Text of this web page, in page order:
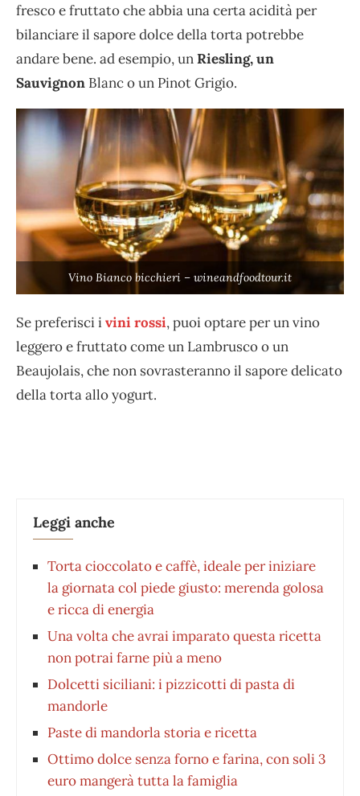
fresco e fruttato che abbia una certa acidità per
bilanciare il sapore dolce della torta potrebbe
andare bene. ad esempio, unRiesling, un
Sauvignon Blanc o un Pinot Grigio.
Vino Bianco bicchieri – wineandfoodtour.it
Se preferisci ivini rossi, puoi optare per un vino
leggero e fruttato come un Lambrusco o un
Beaujolais, che non sovrasteranno il sapore delicato
della torta allo yogurt.
Leggi anche
Torta cioccolato e caffè, ideale per iniziare
la giornata col piede giusto: merenda golosa
e ricca di energia
Una volta che avrai imparato questa ricetta
non potrai farne più a meno
Dolcetti siciliani: i pizzicotti di pasta di
mandorle
Paste di mandorla storia e ricetta
Ottimo dolce senza forno e farina, con soli 3
euro mangerà tutta la famiglia